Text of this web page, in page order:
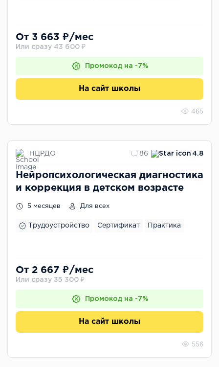
От 3 663 ₽/мес
Или сразу 43 600 ₽
Промокод на -7%
На сайт школы
465
НЦРДО 86 4.8
Нейропсихологическая диагностика
и коррекция в детском возрасте
5 месяцев Для всех
Трудоустройство Сертификат Практика
От 2 667 ₽/мес
Или сразу 35 300 ₽
Промокод на -7%
На сайт школы
556